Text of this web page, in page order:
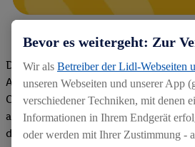
Die Bewertungen von aktuellen und
Azubis und externen Bewerbern
Company gemacht. Wir freuen uns
auf dem Arbeitgeber-
den Bewertungen
Bevor es weitergeht: Zur
Wir als Betreiber der Lidl-Webseiten
unseren Webseiten und unserer App
verschiedener Techniken, mit denen
Informationen in Ihrem Endgerät
oder werden mit Ihrer Zustimmung -